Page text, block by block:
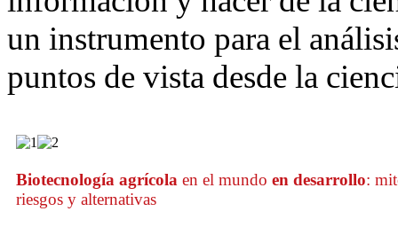
un instrumento para el
puntos de vista desde la
Biotecnología agrícola en el mundo en desarrollo:
riesgos y alternativas